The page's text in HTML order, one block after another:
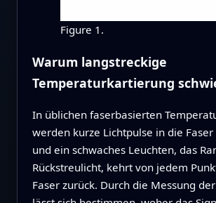
Figure 1.
Warum langstreckige
Temperaturkartierung
In üblichen faserbasierten
werden kurze Lichtpulse in die Faser
und ein schwaches Leuchten, das
Rückstreulicht, kehrt von jedem
Faser zurück. Durch die Messung